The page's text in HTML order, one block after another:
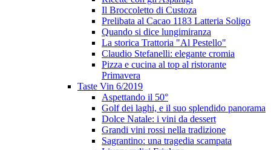
Il Broccoletto di Custoza
Prelibata al Cacao 1183 Latteria Soligo
Quando si dice lungimiranza
La storica Trattoria "Al Pestello"
Claudio Stefanelli: elegante cromia
Pizza e cucina al top al ristorante
Primavera
Taste Vin 6/2019
Aspettando il 50°
Golf dei laghi, e il suo splendido panorama
Dolce Natale: i vini da dessert
Grandi vini rossi nella tradizione
Sagrantino: una tragedia scampata